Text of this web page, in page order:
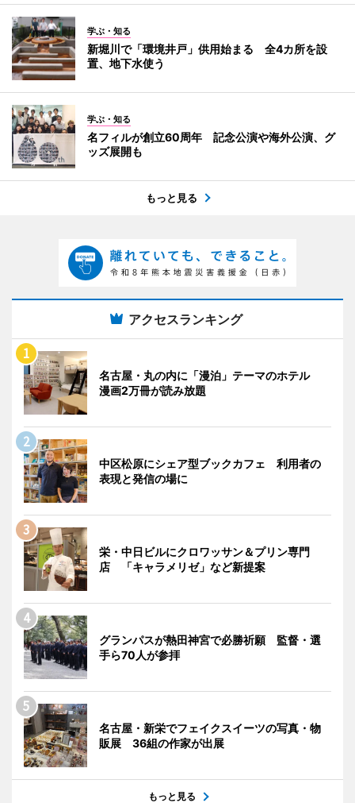
学ぶ・知る
新堀川で「環境井戸」供用始まる 全4カ所を設
置、地下水使う
学ぶ・知る
名フィルが創立60周年 記念公演や海外公演、グ
ッズ展開も
もっと見る
アクセスランキング
名古屋・丸の内に「漫泊」テーマのホテル
漫画2万冊が読み放題
中区松原にシェア型ブックカフェ 利用者の
表現と発信の場に
栄・中日ビルにクロワッサン＆プリン専門
店 「キャラメリゼ」など新提案
グランパスが熱田神宮で必勝祈願 監督・選
手ら70人が参拝
名古屋・新栄でフェイクスイーツの写真・物
販展 36組の作家が出展
もっと見る